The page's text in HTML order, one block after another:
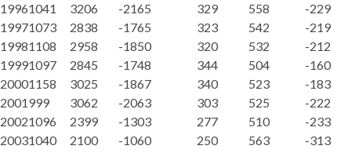
19961041 3206 -2165 329 558 -229
19971073 2838 -1765 323 542 -219
19981108 2958 -1850 320 532 -212
19991097 2845 -1748 344 504 -160
20001158 3025 -1867 340 523 -183
2001999 3062 -2063 303 525 -222
20021096 2399 -1303 277 510 -233
20031040 2100 -1060 250 563 -313